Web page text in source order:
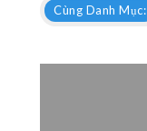
Cùng Danh Mục: